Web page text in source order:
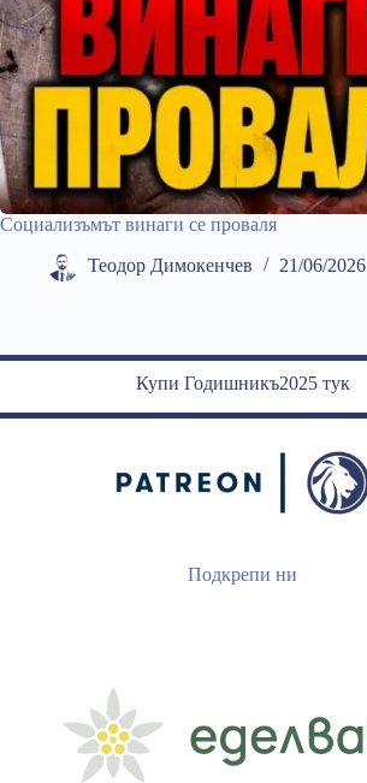
Социализъмът винаги се проваля
Теодор Димокенчев 21/06/2026
Купи Годишникъ2025 тук
Подкрепи ни